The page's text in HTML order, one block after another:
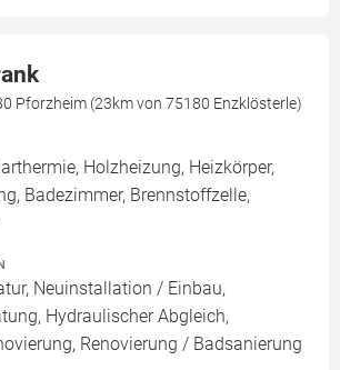
Pforzheim (23km von 75180 Enzklösterle)
Holzheizung, Heizkörper,
Badezimmer, Brennstoffzelle,
Neuinstallation / Einbau,
Hydraulischer Abgleich,
Renovierung / Badsanierung